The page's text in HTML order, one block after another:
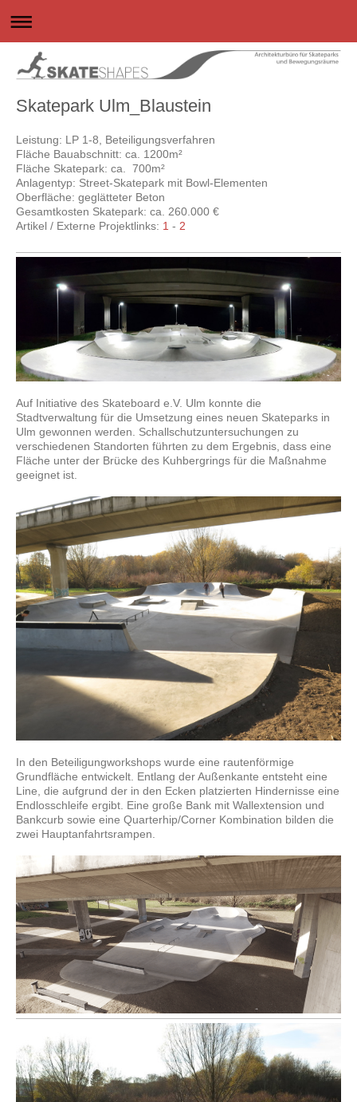
Skatepark Ulm_Blaustein
Leistung: LP 1-8, Beteiligungsverfahren
Fläche Bauabschnitt: ca. 1200m²
Fläche Skatepark: ca. 700m²
Anlagentyp: Street-Skatepark mit Bowl-Elementen
Oberfläche: geglätteter Beton
Gesamtkosten Skatepark: ca. 260.000 €
Artikel / Externe Projektlinks: 1 - 2
Auf Initiative des Skateboard e.V. Ulm konnte die
Stadtverwaltung für die Umsetzung eines neuen Skateparks in
Ulm gewonnen werden. Schallschutzuntersuchungen zu
verschiedenen Standorten führten zu dem Ergebnis, dass eine
Fläche unter der Brücke des Kuhbergrings für die Maßnahme
geeignet ist.
In den Beteiligungworkshops wurde eine rautenförmige
Grundfläche entwickelt. Entlang der Außenkante entsteht eine
Line, die aufgrund der in den Ecken platzierten Hindernisse eine
Endlosschleife ergibt. Eine große Bank mit Wallextension und
Bankcurb sowie eine Quarterhip/Corner Kombination bilden die
zwei Hauptanfahrtsrampen.